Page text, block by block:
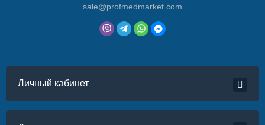
sale@profmedmarket.com
Личный кабинет